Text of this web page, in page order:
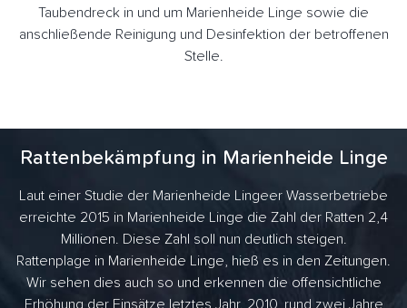
Taubendreck in und um Marienheide Linge sowie die
anschließende Reinigung und Desinfektion der betroffenen
Stelle.
Rattenbekämpfung in Marienheide Linge
Laut einer Studie der Marienheide Lingeer Wasserbetriebe
erreichte 2015 in Marienheide Linge die Zahl der Ratten 2,4
Millionen. Diese Zahl soll nun deutlich steigen.
Rattenplage in Marienheide Linge, hieß es in den Zeitungen.
Wir sehen dies auch so und erkennen die offensichtliche
Erhöhung der Einsätze letztes Jahr. 2010, rund zwei Jahre